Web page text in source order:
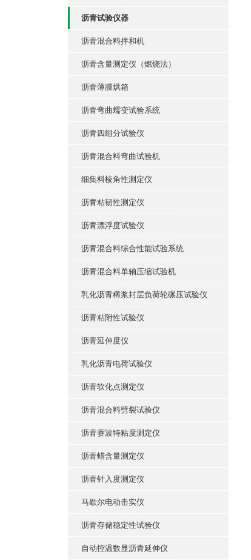
沥青试验仪器
沥青混合料拌和机
沥青含量测定仪（燃烧法）
沥青薄膜烘箱
沥青弯曲蠕变试验系统
沥青四组分试验仪
沥青混合料弯曲试验机
细集料棱角性测定仪
沥青粘韧性测定仪
沥青漂浮度试验仪
沥青混合料综合性能试验系统
沥青混合料单轴压缩试验机
乳化沥青稀浆封层负荷轮碾压试验仪
沥青粘附性试验仪
沥青延伸度仪
乳化沥青电荷试验仪
沥青软化点测定仪
沥青混合料劈裂试验仪
沥青赛波特粘度测定仪
沥青蜡含量测定仪
沥青针入度测定仪
马歇尔电动击实仪
沥青存储稳定性试验仪
自动控温数显沥青延伸仪